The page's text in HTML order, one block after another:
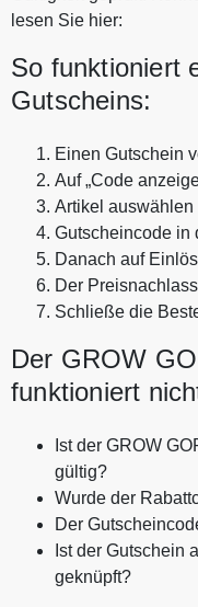
lesen Sie hier:
So funktioniert
Gutscheins:
Einen Gutschein
Auf „Code
Artikel auswählen
Gutscheincode in
Danach auf
Der
Schließe die
Der GROW
funktioniert
Ist der GROW
gültig?
Wurde der
Der
Ist der Gutschein
geknüpft?